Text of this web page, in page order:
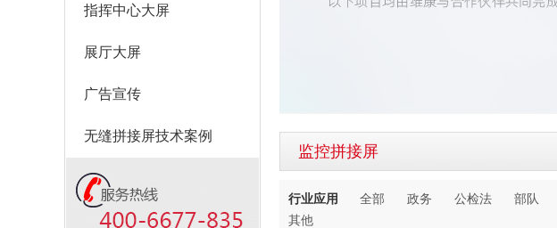
指挥中心大屏
展厅大屏
广告宣传
无缝拼接屏技术案例
监控拼接屏
行业应用 全部 政务 公检法 部队
其他